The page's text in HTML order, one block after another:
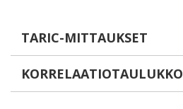
TARIC-MITTAUKSET
KORRELAATIOTAULUKKO